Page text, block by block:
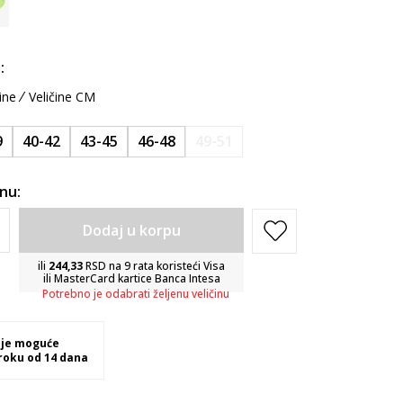
Veličine CM
40-42 43-45 46-48
Dodaj u korpu
ili 244,33RSD na 9 rata koristeći Visa
ili MasterCard kartice Banca Intesa
Potrebno je odabrati željenu veličinu
moguće
od 14 dana